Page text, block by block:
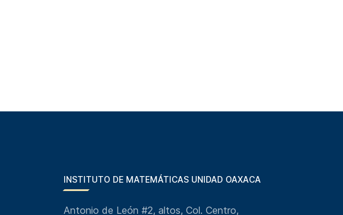
INSTITUTO DE MATEMÁTICAS UNIDAD OAXACA
Antonio de León #2, altos, Col. Centro,